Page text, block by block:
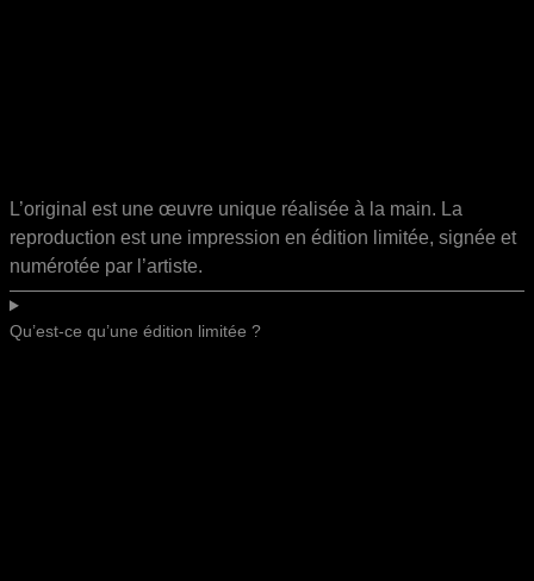
L’original est une œuvre unique réalisée à la main. La
reproduction est une impression en édition limitée, signée et
numérotée par l’artiste.
Qu’est-ce qu’une édition limitée ?